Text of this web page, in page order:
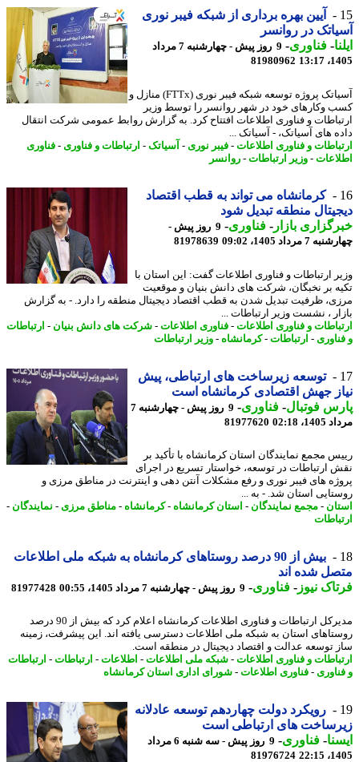
آیین بهره برداری از شبکه فیبر نوری
در روانسر
-فناوری-
9 روز پیش - چهارشنبه 7 مرداد
81980962
آسیاتک پروژه توسعه شبکه فیبر نوری (FTTx) منازل و
وکارهای خود در شهر روانسر را توسط وزیر
و فناوری اطلاعات افتتاح کرد. به گزارش روابط عمومی شرکت انتقال
های آسیاتک، - آسیاتک ...
و فناوری اطلاعات-فیبر نوری- آسیاتک-ارتباطات و فناوری- فناوری
-وزیر ارتباطات-روانسر
کرمانشاه می تواند به قطب اقتصاد
منطقه تبدیل شود
بازار- فناوری-
9 روز پیش -
مرداد 1405، 09:02
81978639
ارتباطات و فناوری اطلاعات گفت: این استان با
بر نخبگان، شرکت های دانش بنیان و موقعیت
ظرفیت تبدیل شدن به قطب اقتصاد دیجیتال منطقه را دارد. - به گزارش
، نشست وزیر ارتباطات ...
و فناوری اطلاعات-فناوری اطلاعات-شرکت های دانش بنیان-ارتباطات
- ارتباطات-کرمانشاه-وزیر ارتباطات
توسعه زیرساخت های ارتباطی، پیش
جهش اقتصادی کرمانشاه است
فوتبال-فناوری-
9 روز پیش - چهارشنبه 7
02:18
81977620
مجمع نمایندگان استان کرمانشاه با تأکید بر
ارتباطات در توسعه، خواستار تسریع در اجرای
های فیبر نوری و رفع مشکلات آنتن دهی و اینترنت در مناطق مرزی و
استان شد. - به ...
-مجمع نمایندگان-استان کرمانشاه-کرمانشاه-مناطق مرزی- نمایندگان-
بیش از 90 درصد روستاهای کرمانشاه به شبکه ملی اطلاعات
شده اند
نیوز-فناوری- 9 روز پیش - چهارشنبه 7 مرداد 1405، 00:55 81977428
مدیرکل ارتباطات و فناوری اطلاعات کرمانشاه اعلام کرد که بیش از 90 درصد
استان به شبکه ملی اطلاعات دسترسی یافته اند. این پیشرفت، زمینه
توسعه عدالت و اقتصاد دیجیتال در منطقه است.
و فناوری اطلاعات-شبکه ملی اطلاعات-اطلاعات-ارتباطات-ارتباطات
- فناوری اطلاعات-شورای اداری استان کرمانشاه
رویکرد دولت چهاردهم توسعه عادلانه
های ارتباطی است
-فناوری-
9 روز پیش - سه شنبه 6 مرداد
81976724